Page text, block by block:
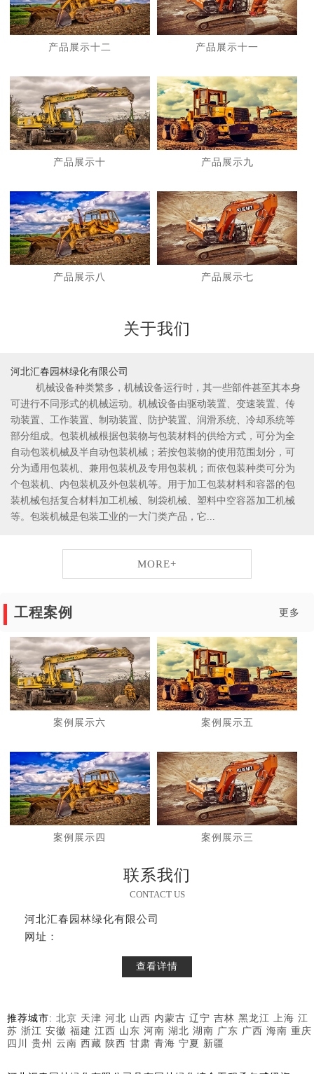
2
产品展示十二 产品展示十一
产品展示十 产品展示九
产品展示八 产品展示七
关于我们
河北汇春园林绿化有限公司
机械设备种类繁多，机械设备运行时，其一些部件甚至其本身
可进行不同形式的机械运动。机械设备由驱动装置、变速装置、传
动装置、工作装置、制动装置、防护装置、润滑系统、冷却系统等
部分组成。包装机械根据包装物与包装材料的供给方式，可分为全
自动包装机械及半自动包装机械；若按包装物的使用范围划分，可
分为通用包装机、兼用包装机及专用包装机；而依包装种类可分为
个包装机、内包装机及外包装机等。用于加工包装材料和容器的包
装机械包括复合材料加工机械、制袋机械、塑料中空容器加工机械
等。包装机械是包装工业的一大门类产品，它...
MORE+
工程案例 更多
案例展示六 案例展示五
案例展示四 案例展示三
联系我们
CONTACT US
河北汇春园林绿化有限公司
网址：
查看详情
推荐城市: 北京 天津 河北 山西 内蒙古 辽宁 吉林 黑龙江 上海 江
苏 浙江 安徽 福建 江西 山东 河南 湖北 湖南 广东 广西 海南 重庆
四川
贵州 云南 西藏 陕西 甘肃 青海 宁夏 新疆